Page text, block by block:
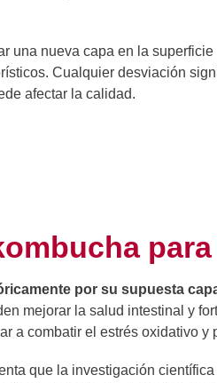
una nueva capa en la
Cualquier desviación
afectar la calidad.
por su supuesta
mejorar la salud intestinal y
a combatir el estrés oxidativo y
que la investigación